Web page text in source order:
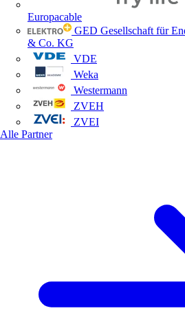
Europacable
GED Gesellschaft für
& Co. KG
VDE
Weka
Westermann
ZVEH
ZVEI
Alle Partner